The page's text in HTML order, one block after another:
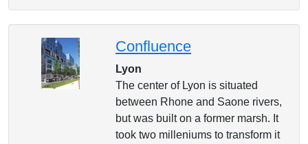
Confluence
Lyon
The center of Lyon is situated
between Rhone and Saone rivers,
but was built on a former marsh. It
took two milleniums to transform it